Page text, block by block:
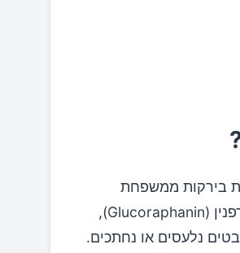
בירקות ממשפחת
המצליבים. בנבטי ברוקולי, סולפורפן מאוחסן בצורת גלוקורפנין (Glucoraphanin),
נלעסים או נחתכים.